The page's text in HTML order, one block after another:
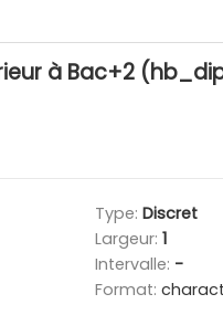
à Bac+2
Type: Discret
Largeur: 1
Intervalle: -
Format: